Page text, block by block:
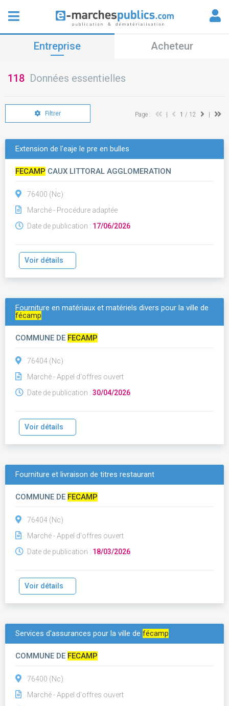
Entreprise Acheteur
118 Données essentielles
Filtrer Page : 1 / 12
Extension de l'eaje le pre en bulles
FECAMP CAUX LITTORAL AGGLOMERATION
76400 (Nc)
Marché - Procédure adaptée
Date de publication : 17/06/2026
Voir détails
Fourniture en matériaux et matériels divers pour la ville de
fécamp
COMMUNE DE FECAMP
76404 (Nc)
Marché - Appel d'offres ouvert
Date de publication : 30/04/2026
Voir détails
Fourniture et livraison de titres restaurant
COMMUNE DE FECAMP
76404 (Nc)
Marché - Appel d'offres ouvert
Date de publication : 18/03/2026
Voir détails
Services d'assurances pour la ville de fécamp
COMMUNE DE FECAMP
76400 (Nc)
Marché - Appel d'offres ouvert